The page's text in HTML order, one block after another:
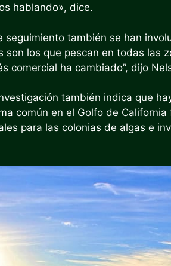
hablando», dice.
seguimiento también se han
son los que pescan en todas las
comercial ha cambiado”, dijo
también indica que
común en el Golfo de
para las colonias de algas e